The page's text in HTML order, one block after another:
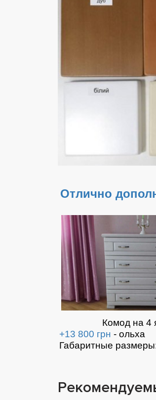
Отлично
Комод на 4
+13 800 грн - ольха
Габаритные